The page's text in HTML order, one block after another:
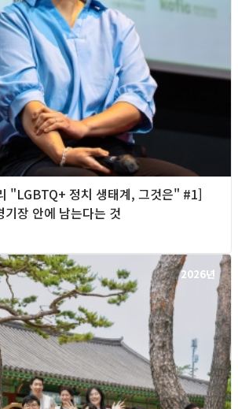
"LGBTQ+ 정치 생태계, 그것은" #1]
장 안에 남는다는 것
2026년